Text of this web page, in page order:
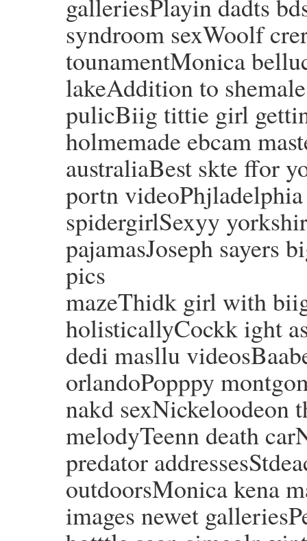
galleriesPlayin dadts
syndroom sexWoolf
tounamentMonica
lakeAddition to
pulicBiig tittie girl
holmemade ebcam
australiaBest skte ffor
portn
spidergirlSexyy
pajamasJoseph sayers
pics
mazeThidk girl with
holisticallyCockk ight
dedi masllu
orlandoPopppy
nakd sexNickeloodeon
melodyTeenn death
predator
outdoorsMonica kena
images newet